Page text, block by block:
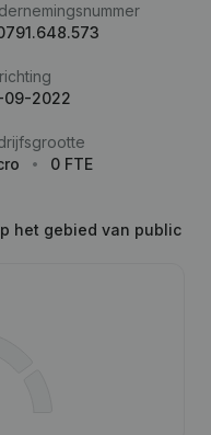
09-2022
0 FTE
het gebied van public